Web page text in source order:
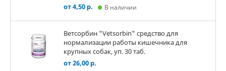
от 4,50 р.
В наличии
Ветсорбин "Vetsorbin" средство для
нормализации работы кишечника для
крупных собак, уп. 30 таб.
от 26,00 р.